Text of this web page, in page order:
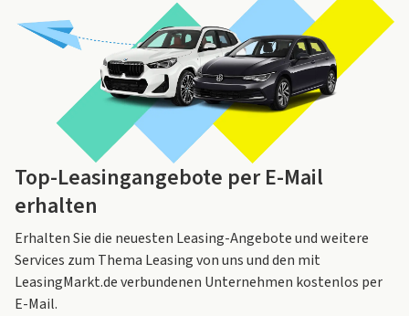
Top-Leasingangebote per E-Mail
erhalten
Erhalten Sie die neuesten Leasing-Angebote und weitere
Services zum Thema Leasing von uns und den mit
LeasingMarkt.de verbundenen Unternehmen kostenlos per
E-Mail.